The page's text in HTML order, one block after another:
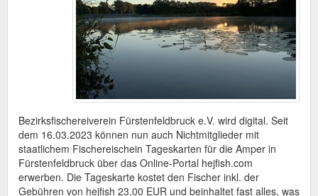
Bezirksfischereiverein Fürstenfeldbruck e.V. wird digital. Seit
dem 16.03.2023 können nun auch Nichtmitglieder mit
staatlichem Fischereischein Tageskarten für die Amper in
Fürstenfeldbruck über das Online-Portal hejfish.com
erwerben. Die Tageskarte kostet den Fischer inkl. der
Gebühren von hejfish 23,00 EUR und beinhaltet fast alles, was